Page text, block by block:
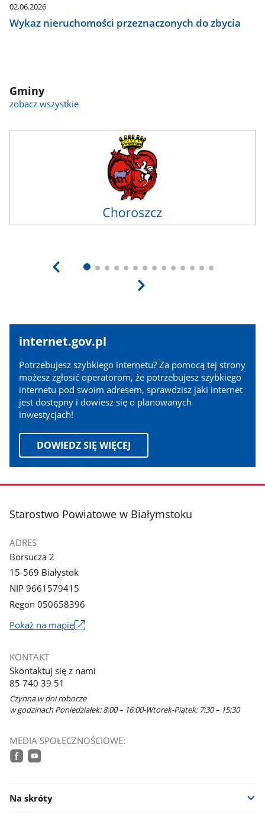
02.06.2026
Wykaz nieruchomości przeznaczonych do zbycia
Gminy
zobacz wszystkie
internet.gov.pl
Potrzebujesz szybkiego internetu? Za pomocą tej strony
możesz zgłosić operatorom, że potrzebujesz szybkiego
internetu pod swoim adresem, sprawdzisz jaki internet
jest dostępny i dowiesz się o planowanych
inwestycjach!
DOWIEDZ SIĘ WIĘCEJ
stopka
Starostwo Powiatowe w Białymstoku
ADRES
Borsucza 2
15-569 Białystok
NIP 9661579415
Regon 050658396
Pokaż na mapieLink
nowym
KONTAKT
Skontaktuj się z nami
85 740 39 51
Czynna w dni robocze
w godzinach Poniedziałek: 8:00 – 16:00-Wtorek-Piątek: 7:30 – 15:30
MEDIA SPOŁECZNOŚCIOWE:
Na skróty